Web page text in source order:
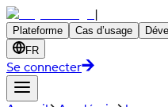
|
Plateforme Cas d’usage
FR
Se connecter